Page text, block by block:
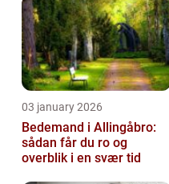
03 january 2026
Bedemand i Allingåbro:
sådan får du ro og
overblik i en svær tid